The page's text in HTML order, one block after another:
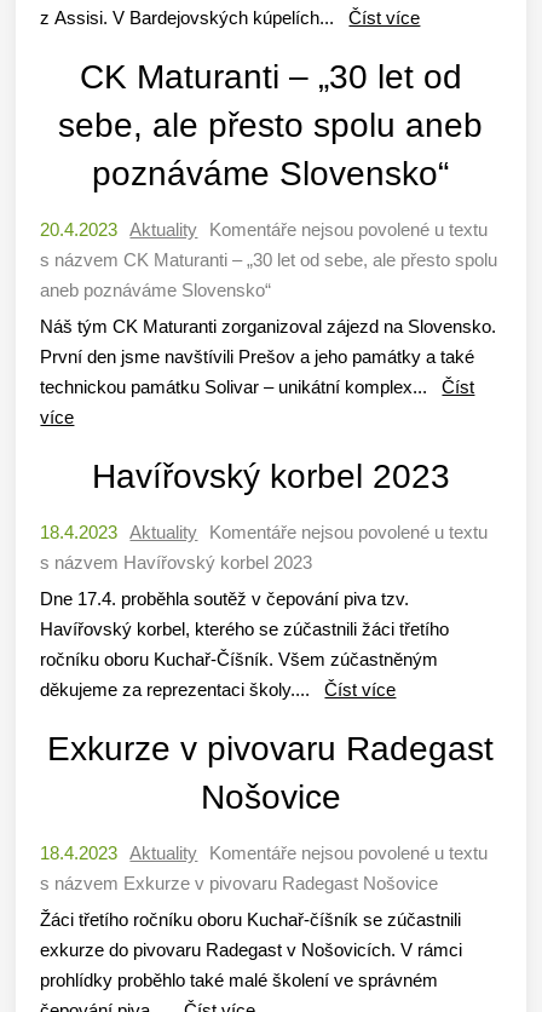
z Assisi. V Bardejovských kúpelích...Číst více
CK Maturanti – „30 let od
sebe, ale přesto spolu aneb
poznáváme Slovensko“
20.4.2023 Aktuality Komentáře nejsou povolené u textu
s názvem CK Maturanti – „30 let od sebe, ale přesto spolu
aneb poznáváme Slovensko“
Náš tým CK Maturanti zorganizoval zájezd na Slovensko.
První den jsme navštívili Prešov a jeho památky a také
technickou památku Solivar – unikátní komplex...Číst
více
Havířovský korbel 2023
18.4.2023 Aktuality Komentáře nejsou povolené u textu
s názvem Havířovský korbel 2023
Dne 17.4. proběhla soutěž v čepování piva tzv.
Havířovský korbel, kterého se zúčastnili žáci třetího
ročníku oboru Kuchař-Číšník. Všem zúčastněným
děkujeme za reprezentaci školy....Číst více
Exkurze v pivovaru Radegast
Nošovice
18.4.2023 Aktuality Komentáře nejsou povolené u textu
s názvem Exkurze v pivovaru Radegast Nošovice
Žáci třetího ročníku oboru Kuchař-číšník se zúčastnili
exkurze do pivovaru Radegast v Nošovicích. V rámci
prohlídky proběhlo také malé školení ve správném